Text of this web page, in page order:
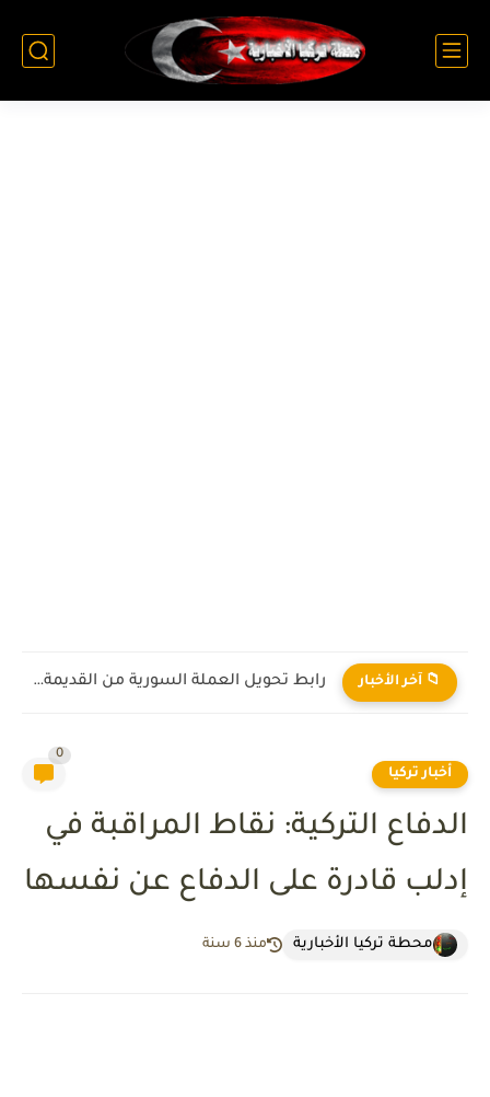
📁 آخر الأخبار رابط تحويل العملة السورية من القديمة إلى الجديدة 2026
أخبار تركيا
0
الدفاع التركية: نقاط المراقبة في
إدلب قادرة على الدفاع عن نفسها
محطة تركيا الأخبارية منذ 6 سنة